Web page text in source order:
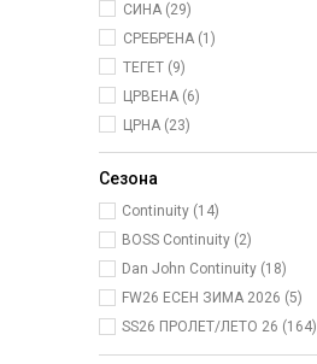
СИНА (29)
СРЕБРЕНА (1)
ТЕГЕТ (9)
ЦРВЕНА (6)
ЦРНА (23)
Сезона
Continuity (14)
BOSS Continuity (2)
Dan John Continuity (18)
FW26 ЕСЕН ЗИМА 2026 (5)
SS26 ПРОЛЕТ/ЛЕТО 26 (164)